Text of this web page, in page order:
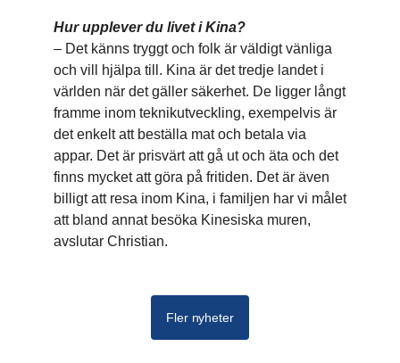
Hur upplever du livet i Kina?
– Det känns tryggt och folk är väldigt vänliga
och vill hjälpa till. Kina är det tredje landet i
världen när det gäller säkerhet. De ligger långt
framme inom teknikutveckling, exempelvis är
det enkelt att beställa mat och betala via
appar. Det är prisvärt att gå ut och äta och det
finns mycket att göra på fritiden. Det är även
billigt att resa inom Kina, i familjen har vi målet
att bland annat besöka Kinesiska muren,
avslutar Christian.
Fler nyheter